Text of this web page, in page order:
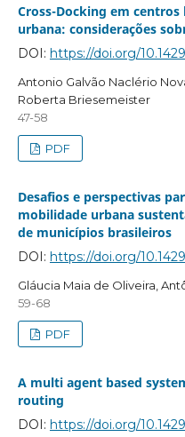
Cross-Docking em
urbana: considerações
DOI: https://doi.org/
Antonio Galvão Naclério
Roberta Briesemeister
47-58
PDF
Desafios e perspectivas
mobilidade urbana
de municípios brasileiros
DOI: https://doi.org/
Gláucia Maia de Oliveira,
59-68
PDF
A multi agent based
routing
DOI: https://doi.org/